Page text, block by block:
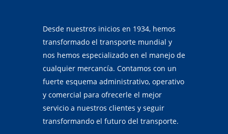
Desde nuestros inicios en 1934, hemos
transformado el transporte mundial y
nos hemos especializado en el manejo de
cualquier mercancía. Contamos con un
fuerte esquema administrativo, operativo
y comercial para ofrecerle el mejor
servicio a nuestros clientes y seguir
transformando el futuro del transporte.